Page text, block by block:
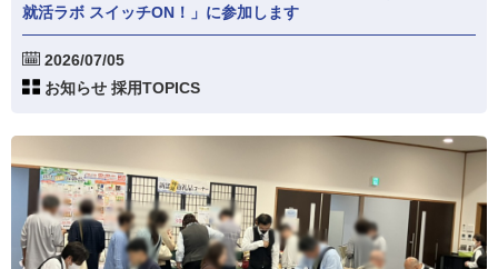
就活ラボ スイッチON！」に参加します
2026/07/05
お知らせ 採用TOPICS